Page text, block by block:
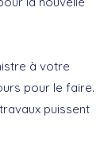
à votre
pour le faire.
puissent